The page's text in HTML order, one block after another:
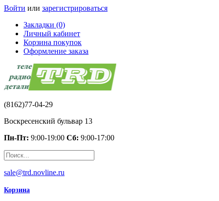
Войти или зарегистрироваться
Закладки (0)
Личный кабинет
Корзина покупок
Оформление заказа
(8162)77-04-29
Воскресенский бульвар 13
Пн-Пт: 9:00-19:00 Сб: 9:00-17:00
sale@trd.novline.ru
Корзина